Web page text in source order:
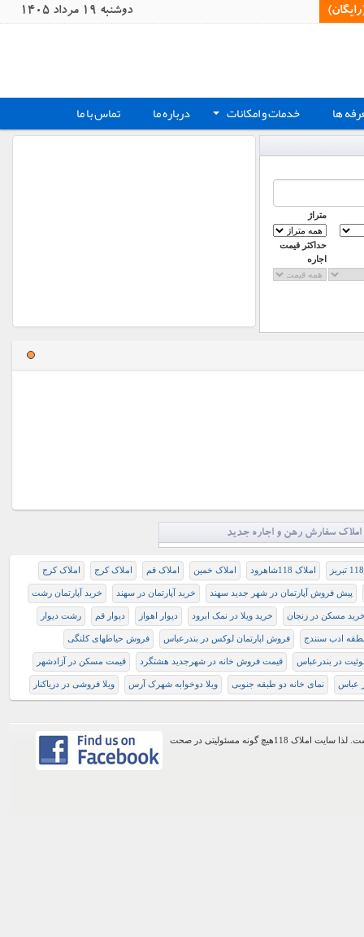
دوشنبه 19 مرداد 1405
ها + خدمات و امکانات درباره ما تماس با ما
متراژ
حداکثر قیمت
اجاره
املاک سفارش رهن و اجاره جدید
املاک 118شاهرود املاک خمین املاک قم املاک کرج املاک کرج
پیش فروش آپارتمان در شهر جدید سهند خرید آپارتمان در سهند خرید آپارتمان رشت
مسکن در زنجان خرید ویلا در نمک ابرود دیوار اهواز دیوار قم رشت دیوار
ادب سنندج فروش اپارتمان لوکس در بندرعباس فروش حیاطهای کلنگی
در بندرعباس قیمت فروش خانه در شهرجديد هشتگرد قیمت مسکن در آزادشهر
عباس نمای خانه دو طبقه جنوبی ویلا دوخوابه شهرک آرس ویلا فروشی در دریاکنار
اطلاعات موجود در این وب سایت از طریق کاربران عمومی سایت ثبت شده است. لذا سایت املاک 118هیچ گونه مسئولیتی در صحت